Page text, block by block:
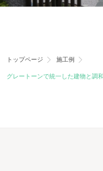
トップページ 施工例
グレートーンで統一した建物と調